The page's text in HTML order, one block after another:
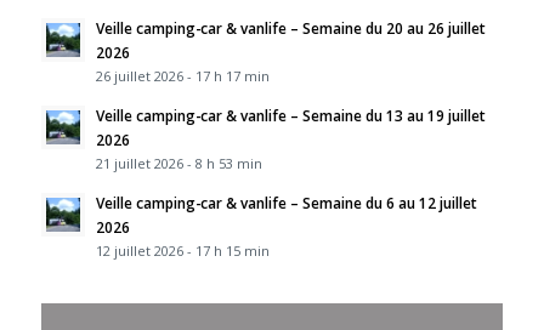
Veille camping-car & vanlife – Semaine du 20 au 26 juillet
2026
26 juillet 2026 - 17 h 17 min
Veille camping-car & vanlife – Semaine du 13 au 19 juillet
2026
21 juillet 2026 - 8 h 53 min
Veille camping-car & vanlife – Semaine du 6 au 12 juillet
2026
12 juillet 2026 - 17 h 15 min